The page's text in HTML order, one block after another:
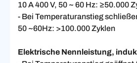
10 A 400 V, 50 ~ 60 Hz: ≥50.000
- Bei Temperaturanstieg
50 ~60Hz: >100.000 Zyklen
Elektrische Nennleistung,